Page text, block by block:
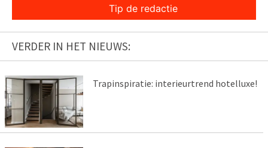
Tip de redactie
VERDER IN HET NIEUWS:
Trapinspiratie: interieurtrend hotelluxe!